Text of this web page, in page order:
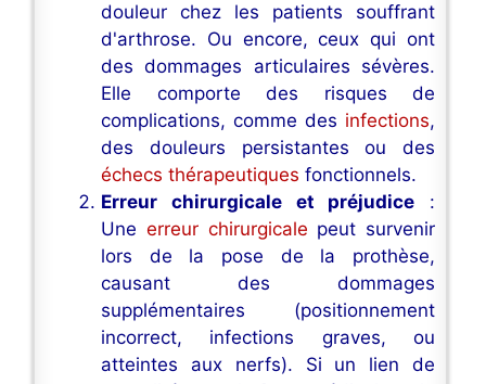
douleur chez les patients souffrant
d'arthrose. Ou encore, ceux qui ont
des dommages articulaires sévères.
Elle comporte des risques de
complications, comme des infections,
des douleurs persistantes ou des
échecs thérapeutiques fonctionnels.
Erreur chirurgicale et préjudice :
Une erreur chirurgicale peut survenir
lors de la pose de la prothèse,
causant des dommages
supplémentaires (positionnement
incorrect, infections graves, ou
atteintes aux nerfs). Si un lien de